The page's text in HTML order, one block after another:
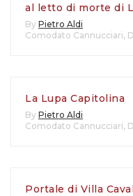
al letto di morte di
By Pietro Aldi
Comodato Cannucciari,
La Lupa Capitolina
By Pietro Aldi
Comodato Cannucciari,
Portale di Villa